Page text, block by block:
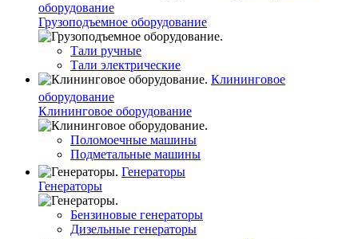
оборудование
Грузоподъемное оборудование
Тали ручные
Тали электрические
Клининговое
оборудование
Клининговое оборудование
Поломоечные машины
Подметальные машины
Генераторы
Генераторы
Бензиновые генераторы
Дизельные генераторы